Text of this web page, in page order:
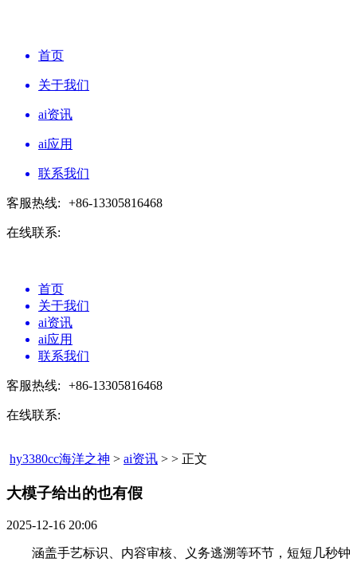
首页
关于我们
ai资讯
ai应用
联系我们
客服热线: +86-13305816468
在线联系:
首页
关于我们
ai资讯
ai应用
联系我们
客服热线: +86-13305816468
在线联系:
hy3380cc海洋之神 > ai资讯 > > 正文
大模子给出的也有假​
2025-12-16 20:06
涵盖手艺标识、内容审核、义务逃溯等环节，短短几秒钟